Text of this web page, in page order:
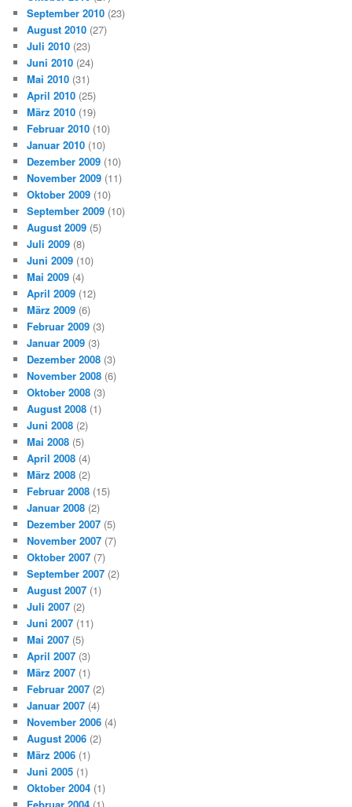
September 2010 (23)
August 2010 (27)
Juli 2010 (23)
Juni 2010 (24)
Mai 2010 (31)
April 2010 (25)
März 2010 (19)
Februar 2010 (10)
Januar 2010 (10)
Dezember 2009 (10)
November 2009 (11)
Oktober 2009 (10)
September 2009 (10)
August 2009 (5)
Juli 2009 (8)
Juni 2009 (10)
Mai 2009 (4)
April 2009 (12)
März 2009 (6)
Februar 2009 (3)
Januar 2009 (3)
Dezember 2008 (3)
November 2008 (6)
Oktober 2008 (3)
August 2008 (1)
Juni 2008 (2)
Mai 2008 (5)
April 2008 (4)
März 2008 (2)
Februar 2008 (15)
Januar 2008 (2)
Dezember 2007 (5)
November 2007 (7)
Oktober 2007 (7)
September 2007 (2)
August 2007 (1)
Juli 2007 (2)
Juni 2007 (11)
Mai 2007 (5)
April 2007 (3)
März 2007 (1)
Februar 2007 (2)
Januar 2007 (4)
November 2006 (4)
August 2006 (2)
März 2006 (1)
Juni 2005 (1)
Oktober 2004 (1)
Februar 2004 (1)